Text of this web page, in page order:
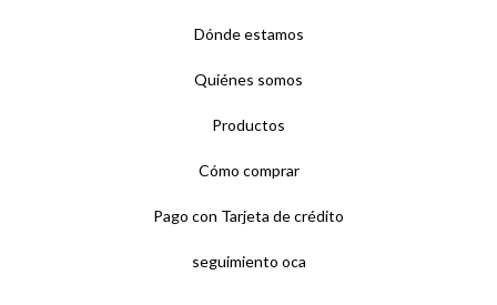
Dónde estamos
Quiénes somos
Productos
Cómo comprar
Pago con Tarjeta de crédito
seguimiento oca